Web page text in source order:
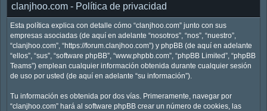
clanjhoo.com - Política de privacidad
Esta política explica con detalle cómo “clanjhoo.com” junto con sus
empresas asociadas (de aquí en adelante “nosotros”, “nos”, “nuestro”,
“clanjhoo.com”, “https://forum.clanjhoo.com”) y phpBB (de aquí en adelante
“ellos”, “sus”, “software phpBB”, “www.phpbb.com”, “phpBB Limited”, “phpBB
Teams”) emplean cualquier información obtenida durante cualquier sesión
de uso por usted (de aquí en adelante “su información”).
Tu información es obtenida por dos vías. Primeramente, navegar por
“clanjhoo.com” hará al software phpBB crear un número de cookies, las